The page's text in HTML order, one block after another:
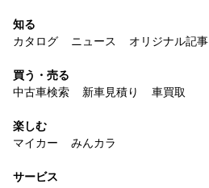
知る
カタログ
ニュース オリジナル記事
買う・売る
中古車検索
新車見積り 車買取
楽しむ
マイカー
みんカラ
サービス